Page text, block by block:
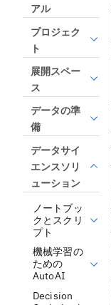
アル
プロジェク
ト
展開スペー
ス
データの準
備
データサイ
エンスソリ
ューション
ノートブッ
クとスクリ
プト
機械学習の
ための
AutoAI
Decision